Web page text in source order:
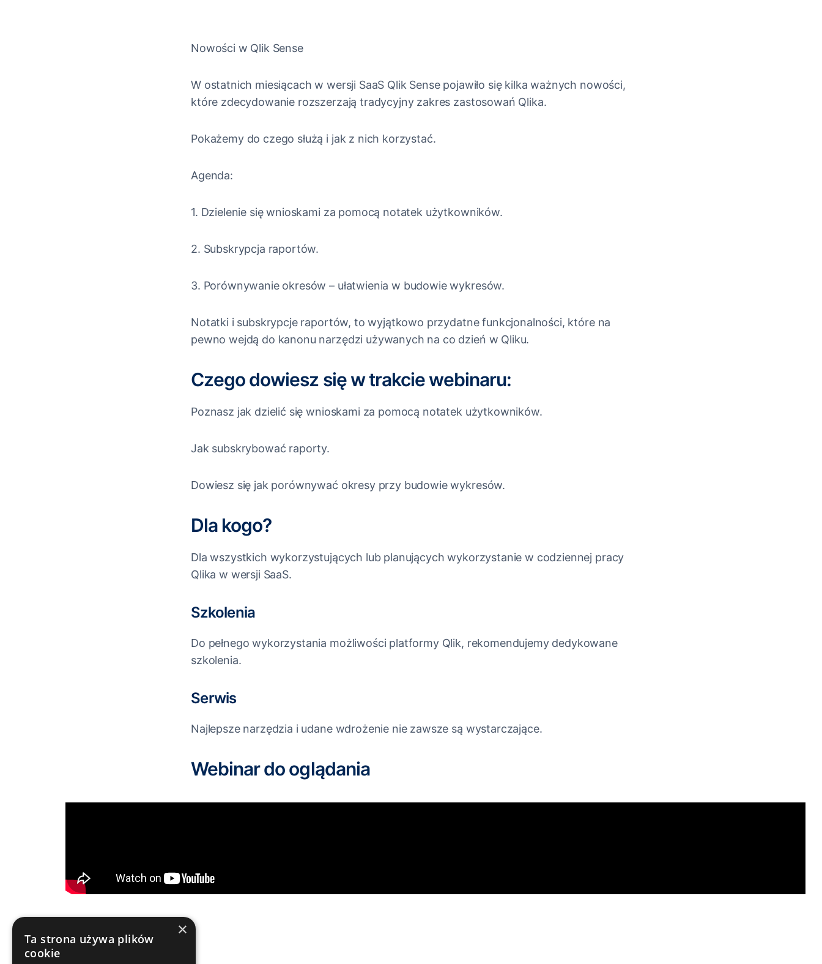
Nowości w Qlik Sense
W ostatnich miesiącach w wersji SaaS Qlik Sense pojawiło się kilka ważnych nowości,
które zdecydowanie rozszerzają tradycyjny zakres zastosowań Qlika.
Pokażemy do czego służą i jak z nich korzystać.
Agenda:
1. Dzielenie się wnioskami za pomocą notatek użytkowników.
2. Subskrypcja raportów.
3. Porównywanie okresów – ułatwienia w budowie wykresów.
Notatki i subskrypcje raportów, to wyjątkowo przydatne funkcjonalności, które na
pewno wejdą do kanonu narzędzi używanych na co dzień w Qliku.
Czego dowiesz się w trakcie webinaru:
Poznasz jak dzielić się wnioskami za pomocą notatek użytkowników.
Jak subskrybować raporty.
Dowiesz się jak porównywać okresy przy budowie wykresów.
Dla kogo?
Dla wszystkich wykorzystujących lub planujących wykorzystanie w codziennej pracy
Qlika w wersji SaaS.
Szkolenia
Do pełnego wykorzystania możliwości platformy Qlik, rekomendujemy dedykowane
szkolenia.
Serwis
Najlepsze narzędzia i udane wdrożenie nie zawsze są wystarczające.
Webinar do oglądania
×
Ta strona używa plików
cookie